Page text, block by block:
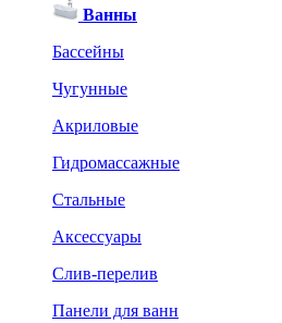
Ванны
Бассейны
Чугунные
Акриловые
Гидромассажные
Стальные
Аксессуары
Слив-перелив
Панели для ванн